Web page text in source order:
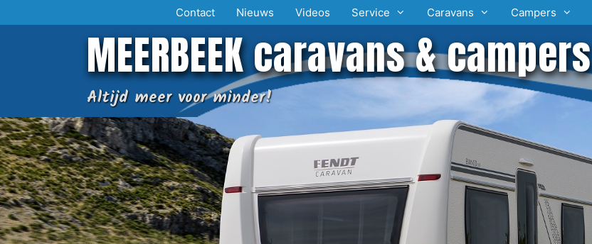
naar
Contact Nieuws Videos Service Caravans Campers
MEERBEEK caravans & campers
Altijd meer voor minder!